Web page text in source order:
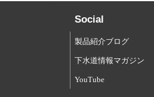
Social
製品紹介ブログ
下水道情報マガジン
YouTube